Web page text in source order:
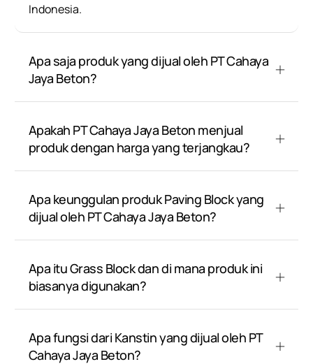
Indonesia.
Apa saja produk yang dijual oleh PT Cahaya
Jaya Beton?
Apakah PT Cahaya Jaya Beton menjual
produk dengan harga yang terjangkau?
Apa keunggulan produk Paving Block yang
dijual oleh PT Cahaya Jaya Beton?
Apa itu Grass Block dan di mana produk ini
biasanya digunakan?
Apa fungsi dari Kanstin yang dijual oleh PT
Cahaya Jaya Beton?